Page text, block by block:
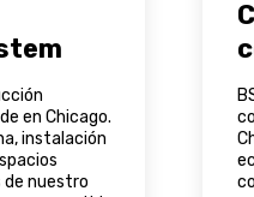
en Chicago.
instalación
de nuestro